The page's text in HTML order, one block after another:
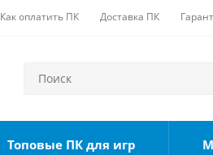
Как оплатить ПК Доставка ПК
Топовые ПК для игр